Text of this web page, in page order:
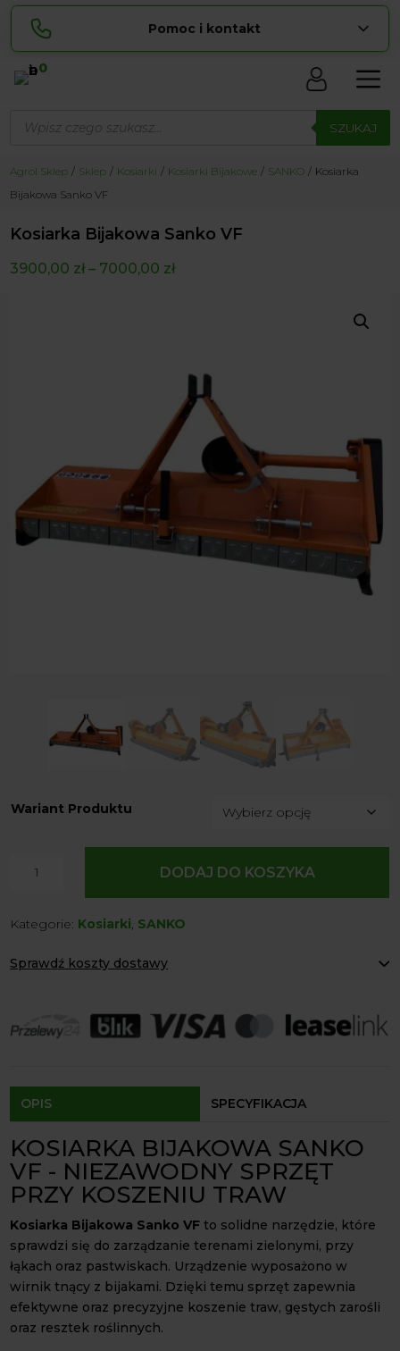
Pomoc i kontakt
Lucyna
pokaż numer
534 853 ... pokaż numer
biuro@ ...
0
produktów SZUKAJ
Agrol Sklep Sklep Kosiarki Kosiarki Bijakowe SANKO
Kosiarka
Bijakowa Sanko VF
Kosiarka Bijakowa Sanko VF
3900,00 zł– 7000,00 zł
Wariant Produktu
Sanko
DODAJ DO KOSZYKA
Kategorie: Kosiarki, SANKO
Sprawdź koszty dostawy
Agrol transport: 200 zł
Agrol transport gabaryty: ustalane indywidualnie
Dostępność form dostawy i ceny uzależniona od produktu.
OPIS SPECYFIKACJA
KOSIARKA BIJAKOWA SANKO
VF - NIEZAWODNY SPRZĘT
PRZY KOSZENIU TRAW
Kosiarka Bijakowa Sanko VFto solidne narzędzie, które
sprawdzi się do zarządzanie terenami zielonymi, przy
łąkach oraz pastwiskach. Urządzenie wyposażono w
wirnik tnący z bijakami. Dzięki temu sprzęt zapewnia
efektywne oraz precyzyjne koszenie traw, gęstych zarośli
oraz resztek roślinnych.